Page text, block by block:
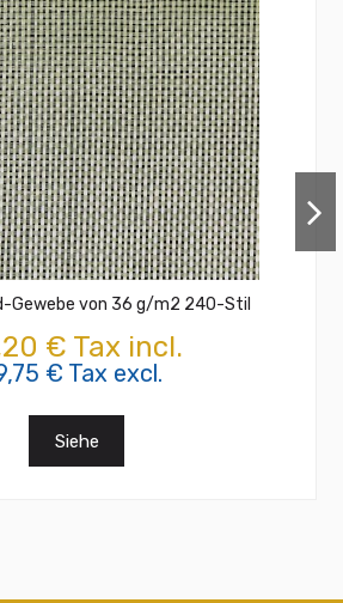
Gewebe von 36 g/m2 240-Stil
€ Tax incl.
€ Tax excl.
Siehe